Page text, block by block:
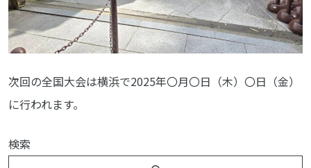
次回の全国大会は横浜で2025年〇月〇日（木）〇日（金）
に行われます。
検索